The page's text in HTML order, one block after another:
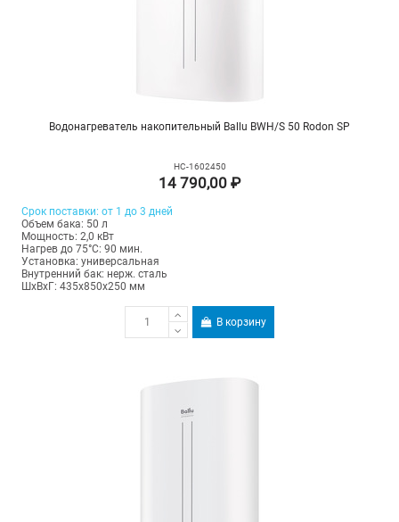
Водонагреватель накопительный Ballu BWH/S 50 Rodon SP
НС-1602450
14 790,00 ₽
Срок поставки: от 1 до 3 дней
Объем бака: 50 л
Мощность: 2,0 кВт
Нагрев до 75°С: 90 мин.
Установка: универсальная
Внутренний бак: нерж. сталь
ШхВхГ: 435х850х250 мм
В корзину